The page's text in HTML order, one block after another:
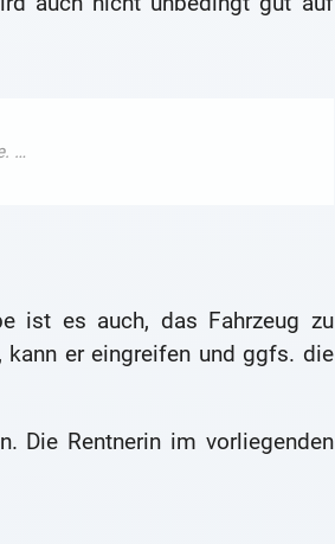
ist es auch, das Fahrzeug zu
er eingreifen und ggfs. die
Die Rentnerin im vorliegenden